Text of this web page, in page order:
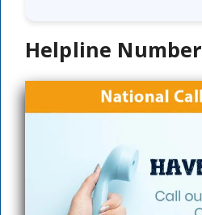
Helpline Number